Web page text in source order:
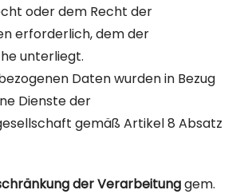
oder dem Recht der
erforderlich, dem der
unterliegt.
Daten wurden in Bezug
Dienste der
gemäß Artikel 8 Absatz
der Verarbeitunggem.